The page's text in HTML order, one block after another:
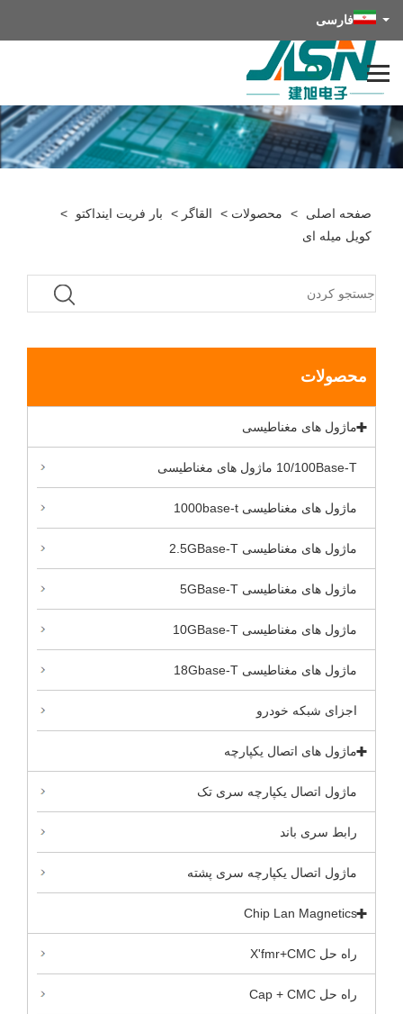
فارسی
صفحه اصلی > محصولات > القاگر > بار فریت اینداکتو
>
کویل میله ای
محصولات
ماژول های مغناطیسی
10/100Base-T ماژول های مغناطیسی
ماژول های مغناطیسی 1000base-t
ماژول های مغناطیسی 2.5GBase-T
ماژول های مغناطیسی 5GBase-T
ماژول های مغناطیسی 10GBase-T
ماژول های مغناطیسی 18Gbase-T
اجزای شبکه خودرو
ماژول های اتصال یکپارچه
ماژول اتصال یکپارچه سری تک
رابط سری باند
ماژول اتصال یکپارچه سری پشته
Chip Lan Magnetics
راه حل X'fmr+CMC
راه حل Cap + CMC